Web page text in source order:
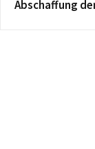
Abschaffung